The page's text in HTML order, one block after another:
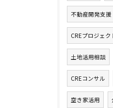
不動産開発支援
CREプロジェク
土地活用相談
CREコンサル
空き家活用